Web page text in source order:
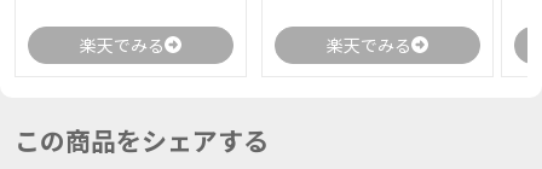
楽天でみる 楽天でみる
この商品をシェアする